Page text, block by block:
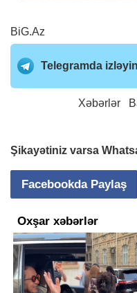
BiG.Az
Telegramda izləyin
Xəbərlər
Şikayətiniz varsa
Facebookda Paylaş
Oxşar xəbərlər